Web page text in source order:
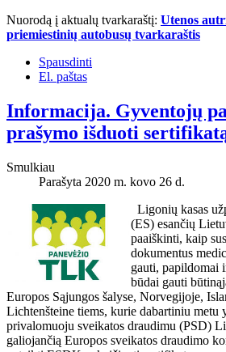
Nuorodą į aktualų tvarkaraštį: Utenos
priemiestinių autobusų tvarkaraštis
Spausdinti
El. paštas
Informacija. Gyventojų
prašymo išduoti
Smulkiau
Parašyta 2020 m. kovo 26 d.
Ligonių kasas
(ES) esančių
paaiškinti, kaip
dokumentus
gauti, papildomai
būdai gauti
Europos Sąjungos šalyse, Norvegijoje,
Lichtenšteine tiems, kurie dabartiniu metu
privalomuoju sveikatos draudimu (PSD)
galiojančią Europos sveikatos draudimo